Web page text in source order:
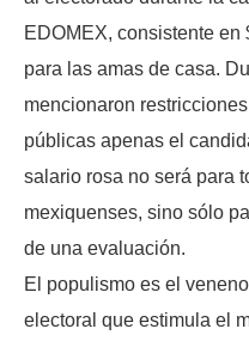
EDOMEX, consistente
para las amas de casa.
mencionaron
públicas apenas el
salario rosa no será para
mexiquenses, sino sólo
de una evaluación.
El populismo es el
electoral que estimula el